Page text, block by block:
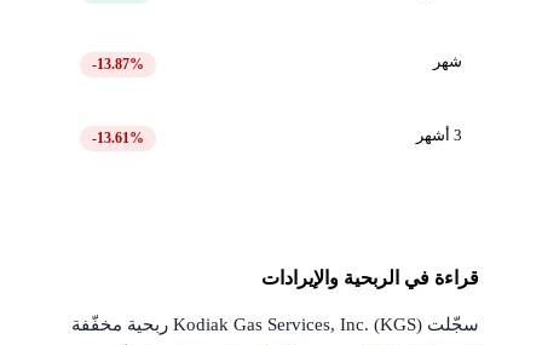
شهر -13.87%
3 أشهر -13.61%
قراءة في الربحية والإيرادات
سجّلت Kodiak Gas Services, Inc. (KGS) ربحية مخفّفة